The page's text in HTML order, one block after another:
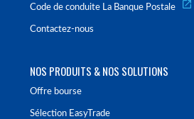
Code de conduite La Banque Postale
Contactez-nous
NOS PRODUITS & NOS SOLUTIONS
Offre bourse
Sélection EasyTrade